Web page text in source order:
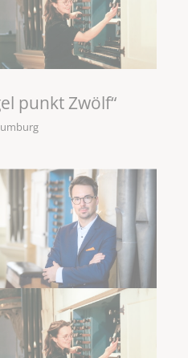
punkt Zwölf“